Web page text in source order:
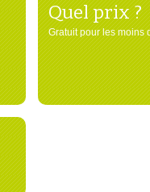
Quel prix ?
Gratuit pour les moins